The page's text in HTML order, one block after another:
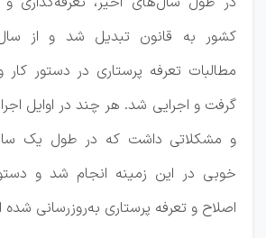
کشور به قانون تبدیل شد و از
مطالبات تعرفه پرستاری در دستور کار
گرفت و اجرایی شد. هر چند در اوایل
و مشکلاتی داشت که در طول یک
خوبی در این زمینه انجام شد و
اصلاح و تعرفه پرستاری به‌روزرسانی